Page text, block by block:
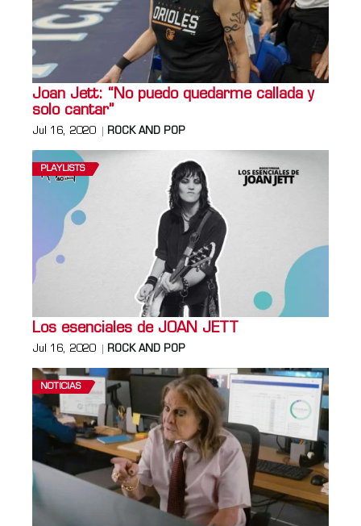
Joan Jett: “No puedo quedarme callada y
solo cantar”
Jul 16, 2020 ROCK AND POP
PLAYLISTS
Los esenciales de JOAN JETT
Jul 16, 2020 ROCK AND POP
NOTICIAS